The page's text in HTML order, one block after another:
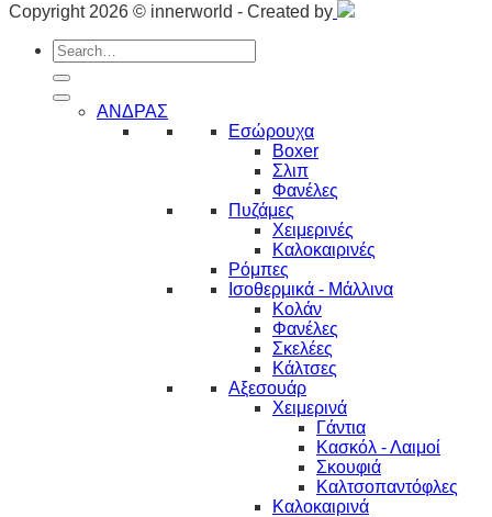
Copyright 2026 © innerworld - Created by
Search
for:
ΑΝΔΡΑΣ
Εσώρουχα
Boxer
Σλιπ
Φανέλες
Πυζάμες
Χειμερινές
Καλοκαιρινές
Ρόμπες
Ισοθερμικά - Μάλλινα
Κολάν
Φανέλες
Σκελέες
Κάλτσες
Αξεσουάρ
Χειμερινά
Γάντια
Κασκόλ - Λαιμοί
Σκουφιά
Καλτσοπαντόφλες
Καλοκαιρινά